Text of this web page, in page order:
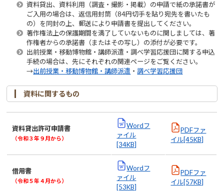
資料貸出、資料利用（調査・撮影・掲載）の申請で紙の承諾書が
ご入用の場合は、返信用封筒（84円切手を貼り宛先を書いたも
の）を同封の上、郵送により申請書を提出してください。
著作権法上の保護期間を満了していないものに関しましては、著
作権者からの承諾書（またはその写し）の添付が必要です。
出前授業・移動博物館・講師派遣・調べ学習応援団に関する申込
手続の場合は、先にそれぞれの関連ページをご覧ください。
→出前授業・移動博物館・講師派遣 ・調べ学習応援団
資料に関するもの
資料貸出許可申請書
（令和３年９月から）
Wordフ
ァイル
[34KB]
PDFファ
イル[45KB]
借用書
（令和５年４月から）
Wordフ
ァイル
[53KB]
PDFファ
イル[57KB]